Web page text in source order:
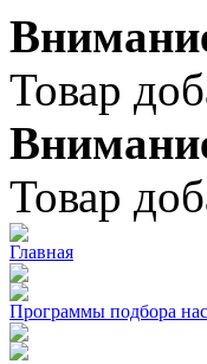
Товар
Товар
Главная
Программы подбора